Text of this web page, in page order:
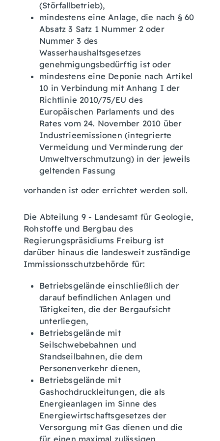
(Störfallbetrieb),
mindestens eine Anlage, die nach § 60
Absatz 3 Satz 1 Nummer 2 oder
Nummer 3 des
Wasserhaushaltsgesetzes
genehmigungsbedürftig ist oder
mindestens eine Deponie nach Artikel
10 in Verbindung mit Anhang I der
Richtlinie 2010/75/EU des
Europäischen Parlaments und des
Rates vom 24. November 2010 über
Industrieemissionen (integrierte
Vermeidung und Verminderung der
Umweltverschmutzung) in der jeweils
geltenden Fassung
vorhanden ist oder errichtet werden soll.
Die Abteilung 9 - Landesamt für Geologie,
Rohstoffe und Bergbau des
Regierungspräsidiums Freiburg ist
darüber hinaus die landesweit zuständige
Immissionsschutzbehörde für:
Betriebsgelände einschließlich der
darauf befindlichen Anlagen und
Tätigkeiten, die der Bergaufsicht
unterliegen,
Betriebsgelände mit
Seilschwebebahnen und
Standseilbahnen, die dem
Personenverkehr dienen,
Betriebsgelände mit
Gashochdruckleitungen, die als
Energieanlagen im Sinne des
Energiewirtschaftsgesetzes der
Versorgung mit Gas dienen und die
für einen maximal zulässigen